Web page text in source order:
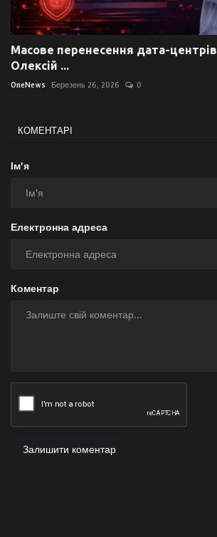
Масове перенесення дата-
Олексій ...
OneNews Березень 26, 2026 0
КОМЕНТАРІ
Ім'я
Електронна адреса
Коментар
Залишити коментар